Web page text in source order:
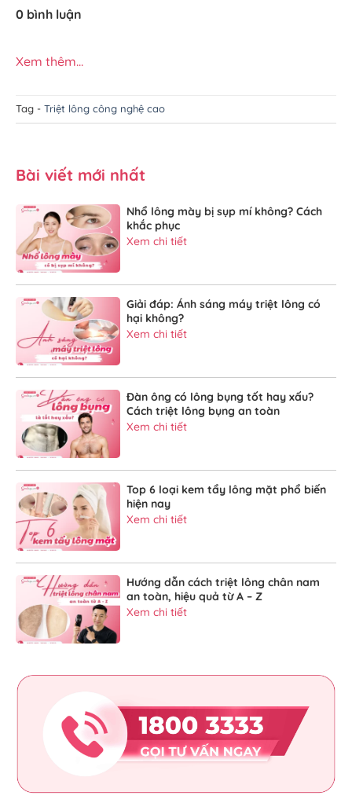
0 bình luận
Xem thêm...
Tag - Triệt lông công nghệ cao
Bài viết mới nhất
Nhổ lông mày bị sụp mí không? Cách
khắc phục
Xem chi tiết
Giải đáp: Ánh sáng máy triệt lông có
hại không?
Xem chi tiết
Đàn ông có lông bụng tốt hay xấu?
Cách triệt lông bụng an toàn
Xem chi tiết
Top 6 loại kem tẩy lông mặt phổ biến
hiện nay
Xem chi tiết
Hướng dẫn cách triệt lông chân nam
an toàn, hiệu quả từ A – Z
Xem chi tiết